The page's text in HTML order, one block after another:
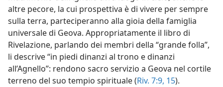
altre pecore, la cui prospettiva è di vivere per sempre
sulla terra, parteciperanno alla gioia della famiglia
universale di Geova. Appropriatamente il libro di
Rivelazione, parlando dei membri della “grande folla”,
li descrive “in piedi dinanzi al trono e dinanzi
all’Agnello”: rendono sacro servizio a Geova nel cortile
terreno del suo tempio spirituale (Riv. 7:9, 15).